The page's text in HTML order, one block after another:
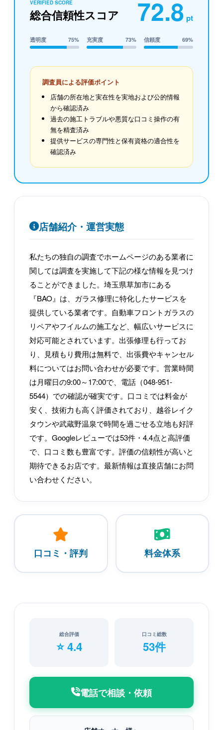
VERIFIED SCORE
総合信頼性スコア 72.8 pt
透明度 75% 充実度 73% 信頼度 69%
調査員による評価ポイント
店舗の所在地と実在性を実地および公的情報
から確認済み
過去の施工トラブルや悪質な口コミ操作の有
無を精査済み
提供サービスの専門性と保有資格の適合性を
確認済み
店舗紹介・運営実態
私たちの独自の調査でホームページのある業者に
関しては調査を実施して下記の様な情報を見つけ
ることができました。埼玉県草加市にある
『BAO』は、ガラス修理に特化したサービスを
提供している業者です。自動車フロントガラスの
リペアやフイルムの施工など、幅広いサービスに
対応可能とされています。出張修理も行ってお
り、見積もり費用は無料で、出張費やキャンセル
料についてはお問い合わせが必要です。営業時間
は月曜日の9:00～17:00で、電話（048-951-
5544）での確認が確実です。口コミでは料金が
安く、技術力も高く評価されており、越谷レイク
タウンや武蔵野温泉で時間を過ごせる立地も好評
です。Googleレビューでは53件・4.4点と高評価
で、口コミ数も豊富です。評価の信頼性が高いと
期待できるお店です。最新情報は直接店舗にお問
い合わせください。
口コミ・評判 料金体系
総合評価
⭐ 4.4
口コミ総数
53件
電話で相談・依頼